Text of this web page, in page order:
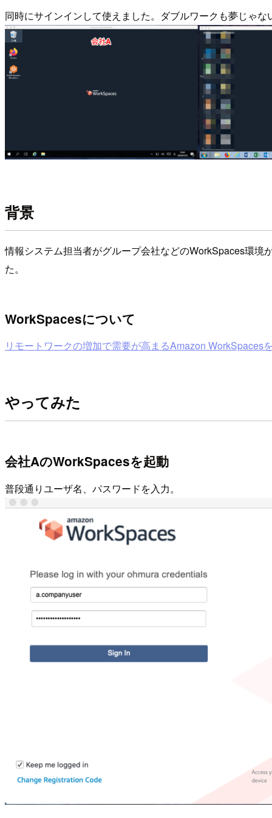
同時にサインインして使えました。ダブルワークも夢じゃな
背景
情報システム担当者がグループ会社などのWorkSpaces環
た。
WorkSpacesについて
リモートワークの増加で需要が高まるAmazon WorkSpaces
やってみた
会社AのWorkSpacesを起動
普段通りユーザ名、パスワードを入力。